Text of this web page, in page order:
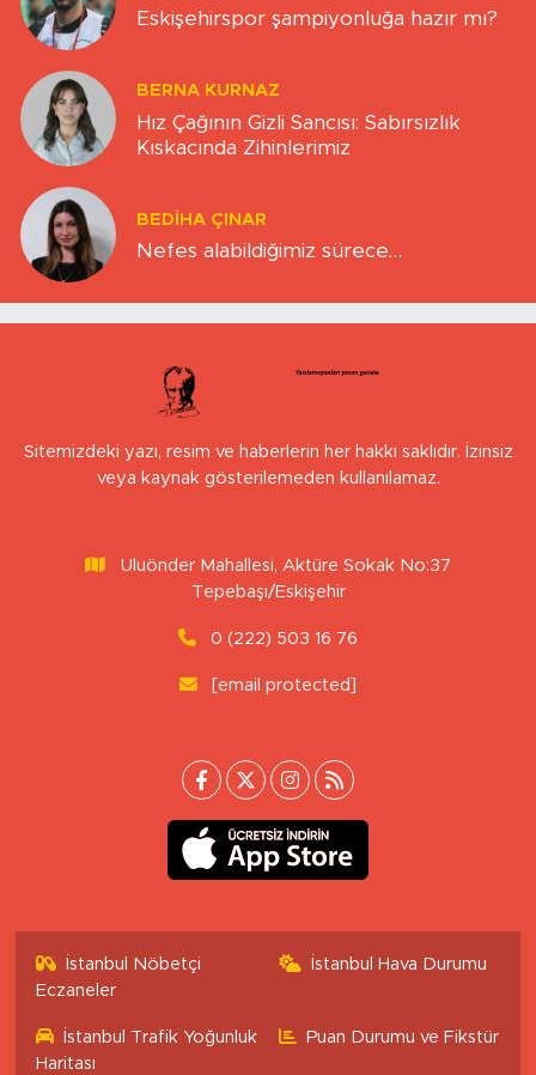
Eskişehirspor şampiyonluğa hazır mı?
BERNA KURNAZ
Hız Çağının Gizli Sancısı: Sabırsızlık
Kıskacında Zihinlerimiz
BEDIHA ÇINAR
Nefes alabildiğimiz sürece…
Sitemizdeki yazı, resim ve haberlerin her hakkı saklıdır. İzinsiz
veya kaynak gösterilemeden kullanılamaz.
Uluönder Mahallesi, Aktüre Sokak No:37
Tepebaşı/Eskişehir
0 (222) 503 16 76
[email protected]
İstanbul Nöbetçi
Eczaneler
İstanbul Hava Durumu
İstanbul Trafik Yoğunluk
Haritası
Puan Durumu ve Fikstür